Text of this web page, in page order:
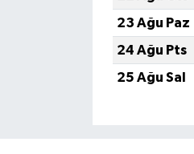
23 Ağu Paz
24 Ağu Pts
25 Ağu Sal